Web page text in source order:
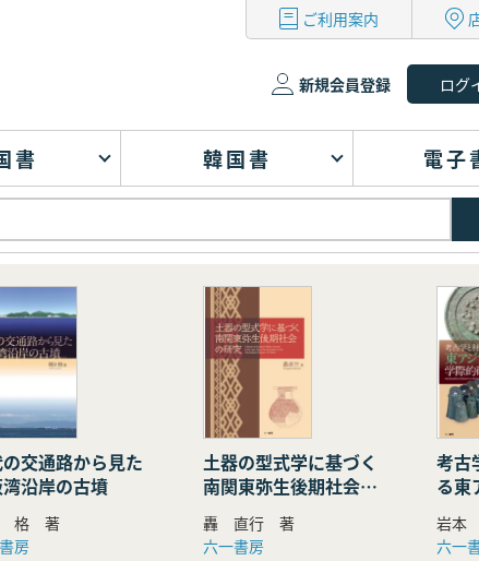
ご利用案内
新規会員登録
書 韓国書 電子
交通路から見た
沿岸の古墳
格 著
房
土器の型式学に基づく
南関東弥生後期社会の
研究
轟 直行 著
六一書房
考古
る東
際
岩本
六一